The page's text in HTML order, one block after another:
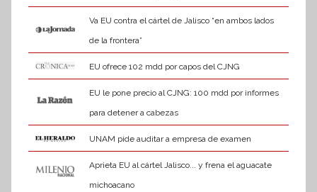
Va EU contra el cártel de Jalisco “en ambos lados
de la frontera”
EU ofrece 102 mdd por capos del CJNG
EU le pone precio al CJNG: 100 mdd por informes
para detener a cabezas
UNAM pide auditar a empresa de examen
Aprieta EU al cártel Jalisco... y frena el aguacate
michoacano